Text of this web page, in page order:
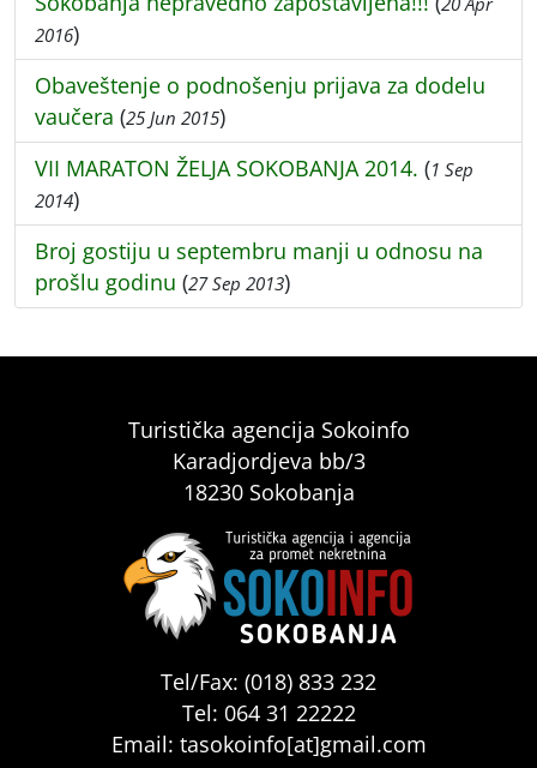
2016)
Obaveštenje o podnošenju prijava za dodelu
vaučera (25 Jun 2015)
VII MARATON ŽELJA SOKOBANJA 2014. (1 Sep
2014)
Broj gostiju u septembru manji u odnosu na
prošlu godinu (27 Sep 2013)
Turistička agencija Sokoinfo
Karadjordjeva bb/3
18230 Sokobanja
Tel/Fax: (018) 833 232
Tel: 064 31 22222
Email: tasokoinfo[at]gmail.com